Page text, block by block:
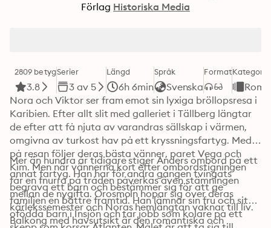
Förlag Historiska Media
2809 betyg
3.8
Serier
3 av 5
Längd
6h 6min
Språk
Svenska
FormatKategori
Nora och Viktor ser fram emot sin lyxiga bröllopsresa i
Karibien. Efter allt slit med galleriet i Tällberg längtar
de efter att få njuta av varandras sällskap i värmen,
omgivna av turkost hav på ett kryssningsfartyg. Med
på resan följer deras bästa vänner, paret Vega och
Kim. Men när vännerna kort efter ombordstigningen
får en fnurra på tråden påverkas även stämningen
mellan de nygifta. Orosmoln hopar sig över deras
kärlekssemester och Noras hemlängtan vaknar till liv.
Mer än hundra år tidigare stiger Anders ombord på ett
annat fartyg. Han har för andra gången tvingats
begrava ett barn och bestämmer sig för att ge
familjen en bättre framtid. Han lämnar sin fru och sitt
ofödda barn i Insjön och tar jobb som kolare på ett
Balkong med havsutsikt är den romantiska och